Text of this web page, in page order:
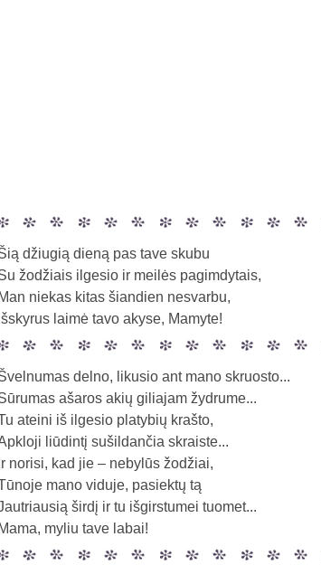
džiugią dieną pas tave skubu
žodžiais ilgesio ir meilės pagimdytais,
Man niekas kitas šiandien nesvarbu,
laimė tavo akyse, Mamyte!
delno, likusio ant mano skruosto...
ašaros akių giliajam žydrume...
ateini iš ilgesio platybių krašto,
liūdintį sušildančia skraiste...
Ir norisi, kad jie – nebylūs žodžiai,
mano viduje, pasiektų tą
širdį ir tu išgirstumei tuomet...
Mama, myliu tave labai!